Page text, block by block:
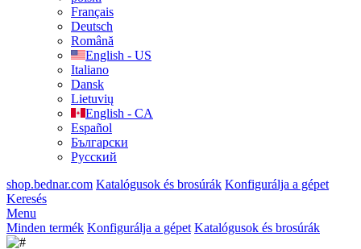
Français
Deutsch
Română
English - US
Italiano
Dansk
Lietuvių
English - CA
Español
Български
Русский
shop.bednar.com Katalógusok és brosúrák Konfigurálja a gépet
Keresés
Menu
Minden termék Konfigurálja a gépet Katalógusok és brosúrák